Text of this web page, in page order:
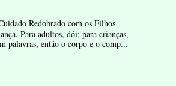
Redobrado com os Filhos
Para adultos, dói; para crianças,
palavras, então o corpo e o comp...